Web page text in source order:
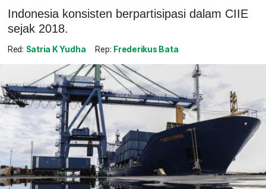
Indonesia konsisten berpartisipasi dalam CIIE
sejak 2018.
Red: Satria K Yudha Rep: Frederikus Bata